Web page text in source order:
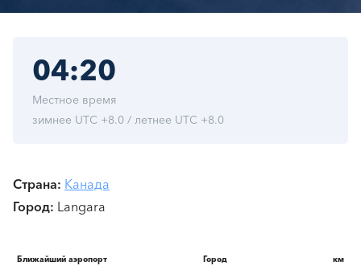
04:20
Местное время
зимнее UTC +8.0 / летнее UTC +8.0
Страна Канада
Город Langara
Ближайший аэропорт Город км